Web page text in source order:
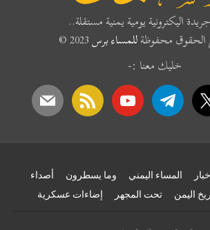
اليكترونية يومية يمنية مستقلة..
محفوظةللمساء برس
خليك معنا :-
telegram
youtube
rss
mail
المساء اليمني وما يسطرون
أصداء
اليمن تحت المجهر إضاءات عسكرية